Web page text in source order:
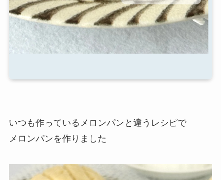
いつも作っているメロンパンと違うレシピで
メロンパンを作りました